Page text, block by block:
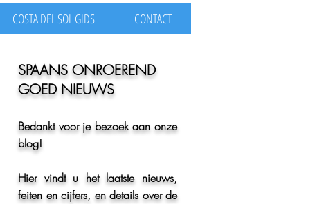
COSTA DEL SOL GIDS CONTACT
SPAANS ONROEREND
GOED NIEUWS
Bedankt voor je bezoek aan onze
blog!
Hier vindt u het laatste nieuws,
feiten en cijfers, en details over de